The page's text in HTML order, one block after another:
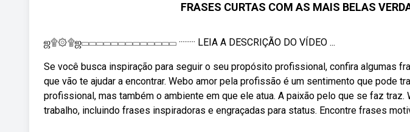
FRASES CURTAS COM AS MAIS BELAS
ஜ۩۞۩ஜ▭▭▭▭▭▭▭▭▭▭▭▭▭ ········· LEIA A DESCRIÇÃO DO VÍDEO ...
Se você busca inspiração para seguir o seu propósito profissional, confira algumas
que vão te ajudar a encontrar. Webo amor pela profissão é um sentimento que pode
profissional, mas também o ambiente em que ele atua. A paixão pelo que se faz
trabalho, incluindo frases inspiradoras e engraçadas para status. Encontre frases